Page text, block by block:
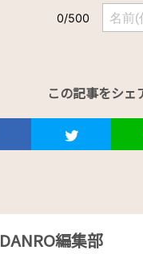
この記事をシェ
DANRO編集部